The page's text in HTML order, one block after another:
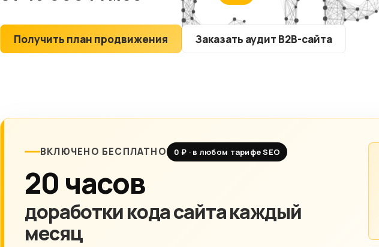
Получить план продвижения Заказать аудит B2B-сайта
ВКЛЮЧЕНО БЕСПЛАТНО 0 ₽ · в любом тарифе SEO
20 часов
доработки кода сайта каждый
месяц